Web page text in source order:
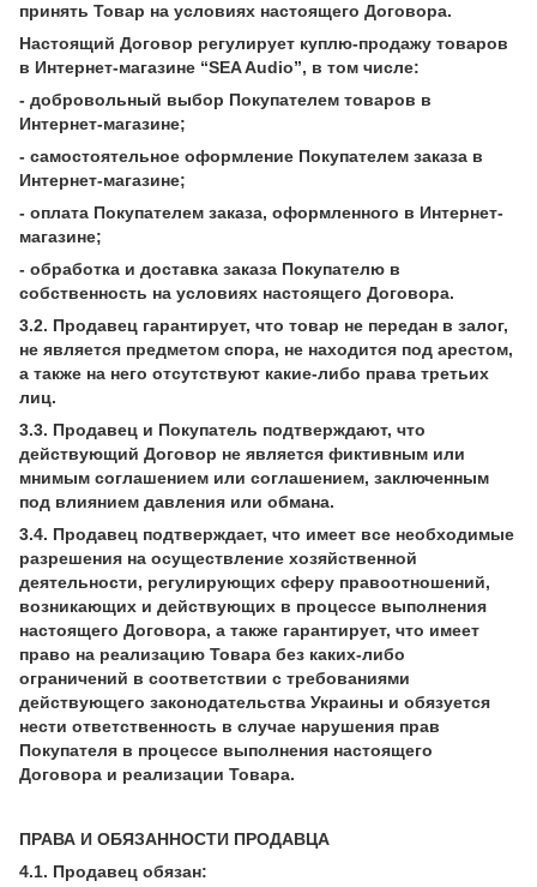
принять Товар на условиях настоящего Договора.
Настоящий Договор регулирует куплю-продажу товаров
в Интернет-магазине “SEA Audio”, в том числе:
- добровольный выбор Покупателем товаров в
Интернет-магазине;
- самостоятельное оформление Покупателем заказа в
Интернет-магазине;
- оплата Покупателем заказа, оформленного в Интернет-
магазине;
- обработка и доставка заказа Покупателю в
собственность на условиях настоящего Договора.
3.2. Продавец гарантирует, что товар не передан в залог,
не является предметом спора, не находится под арестом,
а также на него отсутствуют какие-либо права третьих
лиц.
3.3. Продавец и Покупатель подтверждают, что
действующий Договор не является фиктивным или
мнимым соглашением или соглашением, заключенным
под влиянием давления или обмана.
3.4. Продавец подтверждает, что имеет все необходимые
разрешения на осуществление хозяйственной
деятельности, регулирующих сферу правоотношений,
возникающих и действующих в процессе выполнения
настоящего Договора, а также гарантирует, что имеет
право на реализацию Товара без каких-либо
ограничений в соответствии с требованиями
действующего законодательства Украины и обязуется
нести ответственность в случае нарушения прав
Покупателя в процессе выполнения настоящего
Договора и реализации Товара.
ПРАВА И ОБЯЗАННОСТИ ПРОДАВЦА
4.1. Продавец обязан: